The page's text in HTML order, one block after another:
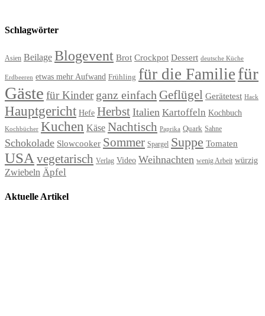
Schlagwörter
Asien Beilage Blogevent Brot Crockpot Dessert deutsche Küche
Erdbeeren etwas mehr Aufwand Frühling für die Familie für
Gäste für Kinder ganz einfach Geflügel Gerätetest Hack
Hauptgericht Hefe Herbst Italien Kartoffeln Kochbuch
Kochbücher Kuchen Käse Nachtisch Paprika Quark Sahne
Schokolade Slowcooker Sommer Spargel Suppe Tomaten
USAvegetarisch Verlag Video Weihnachten wenig Arbeit würzig
Zwiebeln Äpfel
Aktuelle Artikel